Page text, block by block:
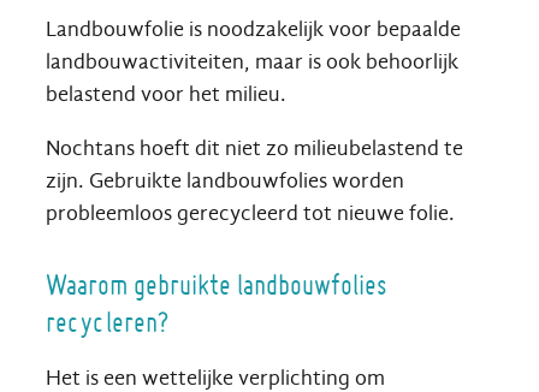
Landbouwfolie is noodzakelijk voor bepaalde
landbouwactiviteiten, maar is ook behoorlijk
belastend voor het milieu.
Nochtans hoeft dit niet zo milieubelastend te
zijn. Gebruikte landbouwfolies worden
probleemloos gerecycleerd tot nieuwe folie.
Waarom gebruikte landbouwfolies
recycleren?
Het is een wettelijke verplichting om